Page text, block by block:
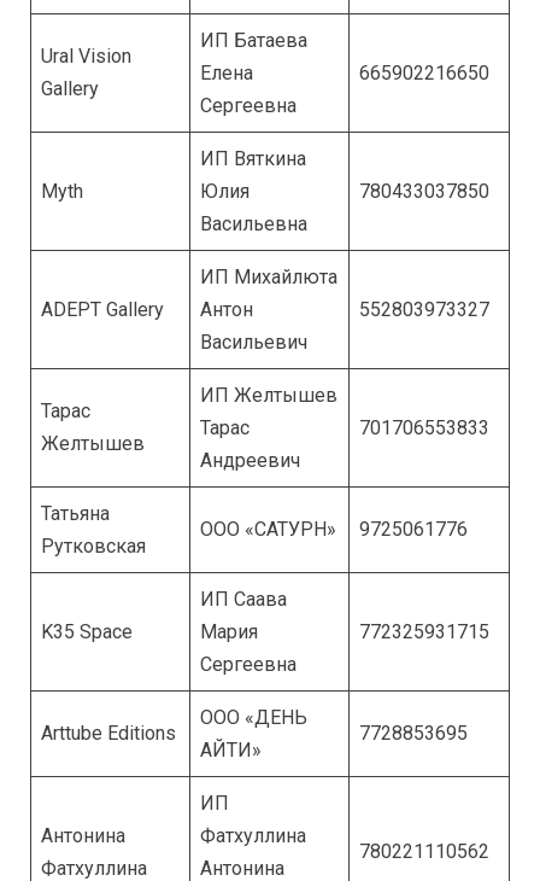
Ural Vision
Gallery
ИП Батаева
Елена
Сергеевна
665902216650
Myth
ИП Вяткина
Юлия
Васильевна
780433037850
ADEPT Gallery
ИП Михайлюта
Антон
Васильевич
552803973327
Тарас
Желтышев
ИП Желтышев
Тарас
Андреевич
701706553833
Татьяна
Рутковская
ООО «САТУРН» 9725061776
K35 Space
ИП Саава
Мария
Сергеевна
772325931715
Arttube Editions
ООО «ДЕНЬ
АЙТИ»
7728853695
Антонина
Фатхуллина
ИП
Фатхуллина
Антонина
780221110562